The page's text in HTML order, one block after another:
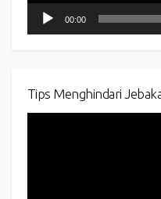
00:00
Tips Menghindari